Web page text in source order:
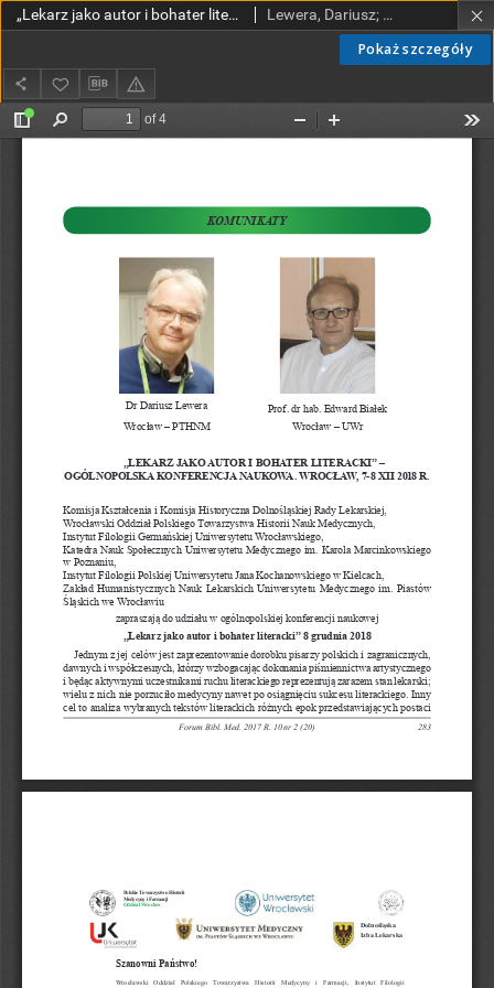
Pokaż szczegóły
„Lekarz jako autor i bohater literacki” –ogólnopolska konferencja naukowa. Wrocław, 7-8 XII 2018 r. Lewera, Dariusz; Białek, Edward